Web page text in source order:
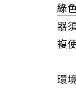
綠
器
複
環